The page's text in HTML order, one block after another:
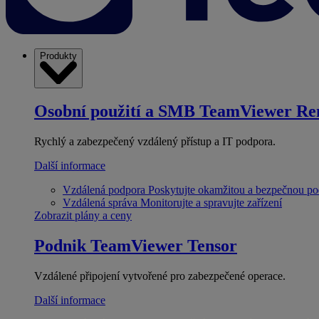
Produkty
Osobní použití a SMB TeamViewer
Rychlý a zabezpečený vzdálený přístup a IT podpora.
Další informace
Vzdálená podpora Poskytujte okamžitou a bezpečnou
Vzdálená správa Monitorujte a spravujte zařízení
Zobrazit plány a ceny
Podnik TeamViewer Tensor
Vzdálené připojení vytvořené pro zabezpečené operace.
Další informace